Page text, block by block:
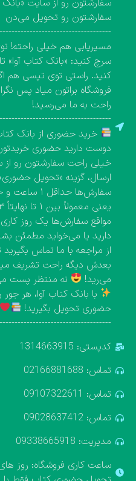
سفارشتون رو تحویل می‌دن
مسیریابی هم خیلی راحته!
سرچ کنید: «بانک کتاب آوا»
کنید. راستی توی تپسی هم
فروشگاه براتون میاد پس
راحت به ما می‌رسید!
خرید حضوری از بانک
دوست دارید حضوری خریدتون
خیلی راحت سفارشتون رو
ارسال، گزینه «تحویل
یعنی معمولاً بین ۱ تا نهایتاً ۳ روز کاری. البته خیالتون راحت
مواقع سفارش‌ها یک روز
دارید یا می‌خواید مطمئن
از مراجعه با ما تماس
بعدش دیگه راحت تشریف
می‌رید!
نه منتظر پست
با بانک کتاب آوا، هر
حضوری تحویل بگیرید!
کدپستی: 1314663915
تماس: 02166881688
تماس: 09107322611
تماس: 09028637412
مدیریت: 09338665918
ساعت کاری فروشگاه: روز های کاری